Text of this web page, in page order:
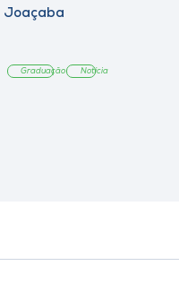
Joaçaba
Graduação Notícia